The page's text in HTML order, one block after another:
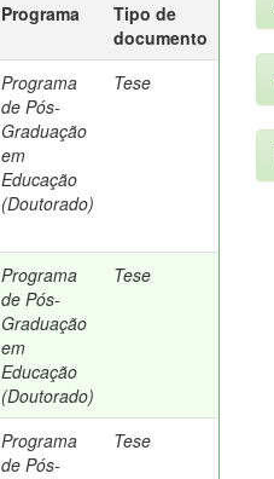
Programa
Tipo de
documento
Programa
de Pós-
Graduação
em
Educação
(Doutorado)
Tese
Programa
de Pós-
Graduação
em
Educação
(Doutorado)
Tese
Programa
de Pós-
Tese